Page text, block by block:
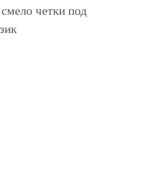
четки под